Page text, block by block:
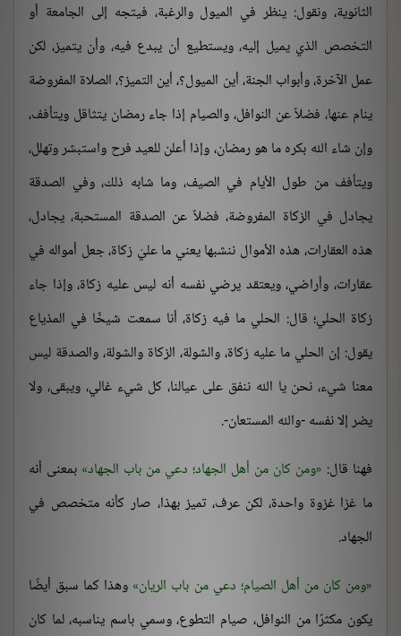
الثانوية، ونقول: ينظر في الميول والرغبة، فيتجه إلى الجامعة أو
التخصص الذي يميل إليه، ويستطيع أن يبدع فيه، وأن يتميز، لكن
عمل الآخرة، وأبواب الجنة، أين الميول؟، أين التميز؟، الصلاة المفروضة
ينام عنها، فضلاً عن النوافل، والصيام إذا جاء رمضان يتثاقل ويتأفف،
وإن شاء الله بكره ما هو رمضان، وإذا أعلن للعيد فرح واستبشر وتهلل،
ويتأفف من طول الأيام في الصيف، وما شابه ذلك، وفي الصدقة
يجادل في الزكاة المفروضة، فضلاً عن الصدقة المستحبة، يجادل،
هذه العقارات، هذه الأموال ننشبها يعني ما عليّ زكاة، جعل أمواله في
عقارات، وأراضي، ويعتقد يرضي نفسه أنه ليس عليه زكاة، وإذا جاء
زكاة الحلي؛ قال: الحلي ما فيه زكاة، أنا سمعت شيخًا في المذياع
يقول: إن الحلي ما عليه زكاة، والشولة، الزكاة والشولة، والصدقة ليس
معنا شيء، نحن يا الله ننفق على عيالنا، كل شيء غالي، ويبقى، ولا
يضر إلا نفسه -والله المستعان-.
فهنا قال: ومن كان من أهل الجهاد؛ دعي من باب الجهاد بمعنى أنه
ما غزا غزوة واحدة، لكن عرف، تميز بهذا، صار كأنه متخصص في
الجهاد.
ومن كان من أهل الصيام؛ دعي من باب الريان وهذا كما سبق أيضًا
يكون مكثرًا من النوافل، صيام التطوع، وسمي باسم يناسبه، لما كان